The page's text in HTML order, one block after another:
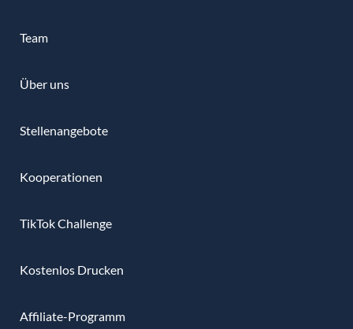
Team
Über uns
Stellenangebote
Kooperationen
TikTok Challenge
Kostenlos Drucken
Affiliate-Programm